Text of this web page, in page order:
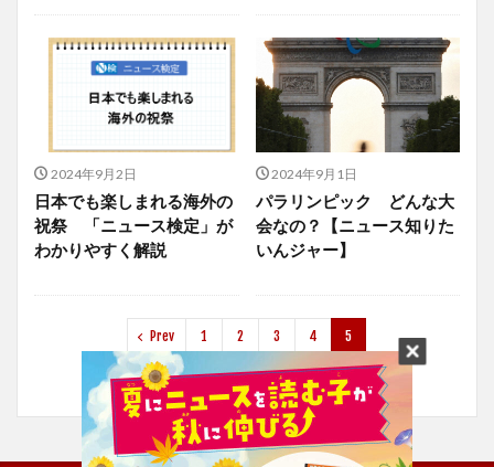
2024年9月2日
日本でも楽しまれる海外の
祝祭 「ニュース検定」が
わかりやすく解説
2024年9月1日
パラリンピック どんな大
会なの？【ニュース知りた
いんジャー】
Prev 1 2 3 4 5